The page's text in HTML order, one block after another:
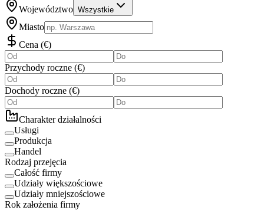
Województwo Wszystkie
Miasto
Cena (€)
Przychody roczne (€)
Dochody roczne (€)
Charakter działalności
Usługi
Produkcja
Handel
Rodzaj przejęcia
Całość firmy
Udziały większościowe
Udziały mniejszościowe
Rok założenia firmy